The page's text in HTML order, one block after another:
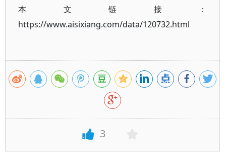
本文链接：
https://www.aisixiang.com/data/120732.html
3